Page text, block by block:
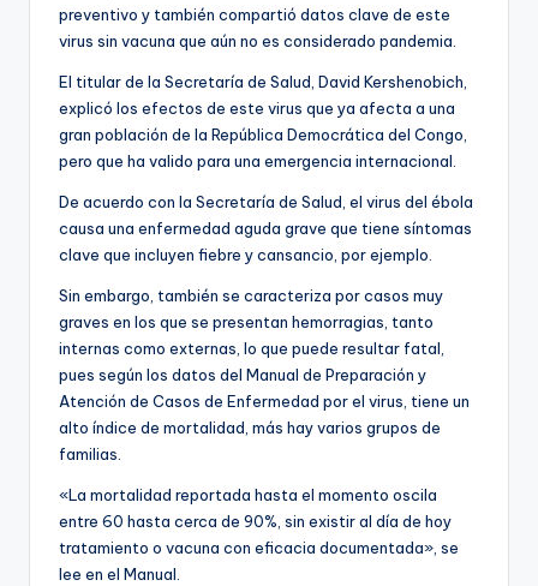
preventivo y también compartió datos clave de este
virus sin vacuna que aún no es considerado pandemia.
El titular de la Secretaría de Salud, David Kershenobich,
explicó los efectos de este virus que ya afecta a una
gran población de la República Democrática del Congo,
pero que ha valido para una emergencia internacional.
De acuerdo con la Secretaría de Salud, el virus del ébola
causa una enfermedad aguda grave que tiene síntomas
clave que incluyen fiebre y cansancio, por ejemplo.
Sin embargo, también se caracteriza por casos muy
graves en los que se presentan hemorragias, tanto
internas como externas, lo que puede resultar fatal,
pues según los datos del Manual de Preparación y
Atención de Casos de Enfermedad por el virus, tiene un
alto índice de mortalidad, más hay varios grupos de
familias.
«La mortalidad reportada hasta el momento oscila
entre 60 hasta cerca de 90%, sin existir al día de hoy
tratamiento o vacuna con eficacia documentada», se
lee en el Manual.